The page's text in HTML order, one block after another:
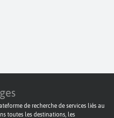
de recherche de services liés au
toutes les destinations, les